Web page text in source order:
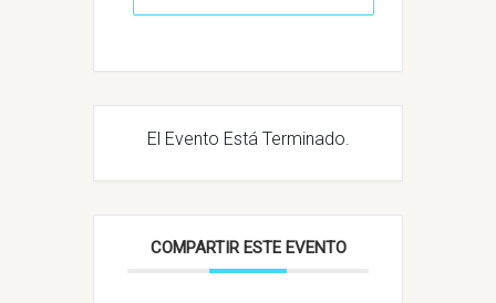
El Evento Está Terminado.
COMPARTIR ESTE EVENTO